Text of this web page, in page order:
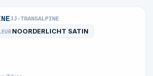
JJ-TRANSALPINE
NOORDERLICHT SATIN